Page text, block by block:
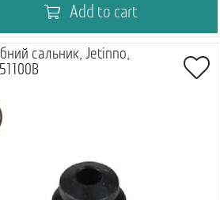
Add to cart
сальник, Jetinno,